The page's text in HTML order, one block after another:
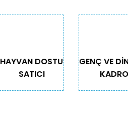
HAYVAN DOSTU
SATICI
GENÇ VE
KADRO